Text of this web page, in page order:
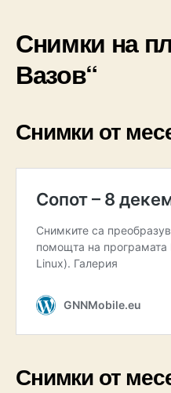
Снимки на
Вазов“
Снимки от
Снимки от